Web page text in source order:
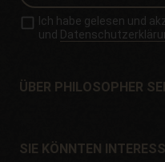
Ich habe gelesen und
und
ÜBER PHILOSOPHER
Lage und Kontakt
SIE KÖNNTEN